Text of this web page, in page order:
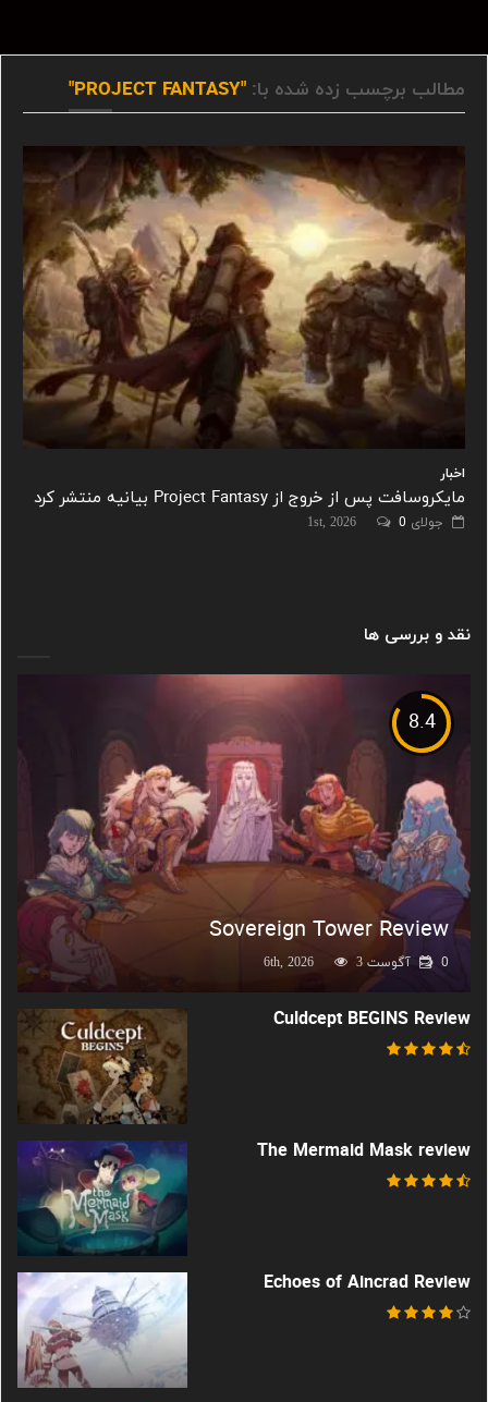
مطالب برچسب زده شده با: "PROJECT FANTASY"
اخبار
مایکروسافت پس از خروج از Project Fantasy بیانیه منتشر کرد
جولای 1st, 2026 0
نقد و بررسی ها
8.4
Sovereign Tower Review
آگوست 6th, 2026 3 0
Culdcept BEGINS Review
The Mermaid Mask review
Echoes of Aincrad Review